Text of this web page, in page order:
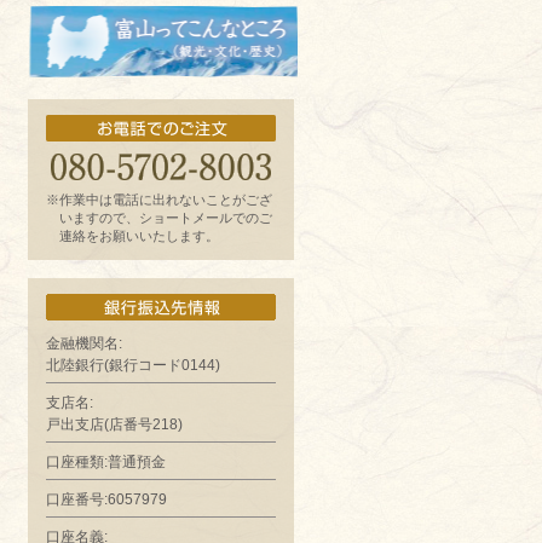
お魚よもやま話
史）
※作業中は電話に出れないことがござ
いますので、ショートメールでのご
連絡をお願いいたします。
金融機関名:
北陸銀行(銀行コード0144)
支店名:
戸出支店(店番号218)
口座種類:普通預金
口座番号:6057979
口座名義: